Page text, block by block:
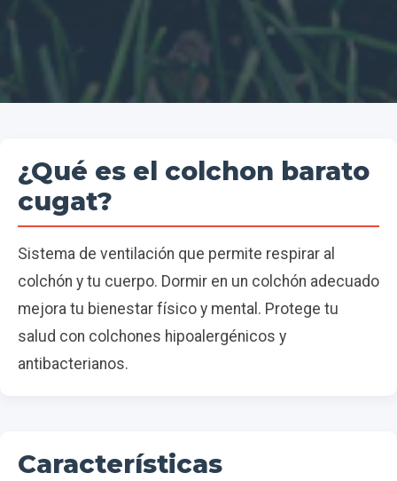
¿Qué es el colchon barato
cugat?
Sistema de ventilación que permite respirar al
colchón y tu cuerpo. Dormir en un colchón adecuado
mejora tu bienestar físico y mental. Protege tu
salud con colchones hipoalergénicos y
antibacterianos.
Características